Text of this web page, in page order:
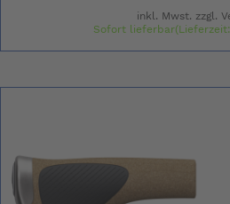
inkl. Mwst. zzgl.
Sofort